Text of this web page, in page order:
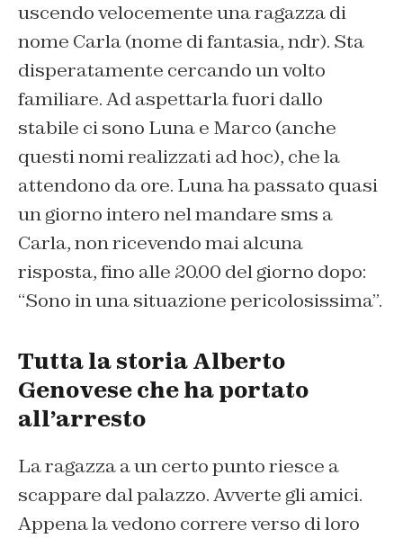
uscendo velocementeuna ragazzadi
nome Carla(nome di fantasia, ndr). Sta
disperatamente cercandoun volto
familiare. Ad aspettarla fuori dallo
stabile ci sono Lunae Marco (anche
questi nomi realizzati ad hoc), che la
attendono da ore. Luna hapassato quasi
un giorno interonelmandare sms a
Carla,non ricevendo maialcuna
risposta, fino alle 20.00 del giorno dopo:
“Sono in una situazione pericolosissima”.
Tutta la storia Alberto
Genovese che ha portato
all’arresto
La ragazza a un certo punto riesce a
scappare dal palazzo. Avverte gli amici.
Appena la vedono correre verso di loro